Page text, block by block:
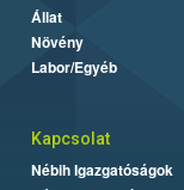
Állat
Növény
Labor/Egyéb
Kapcsolat
Nébih Igazgatóságok